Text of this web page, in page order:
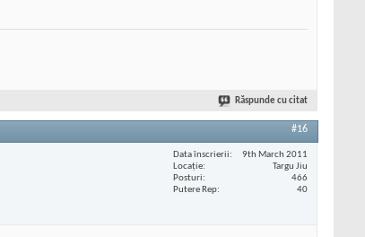
Răspunde cu citat
#16
Data înscrierii
9th March 2011
Locaţie
Targu Jiu
Posturi
466
Putere Rep
40